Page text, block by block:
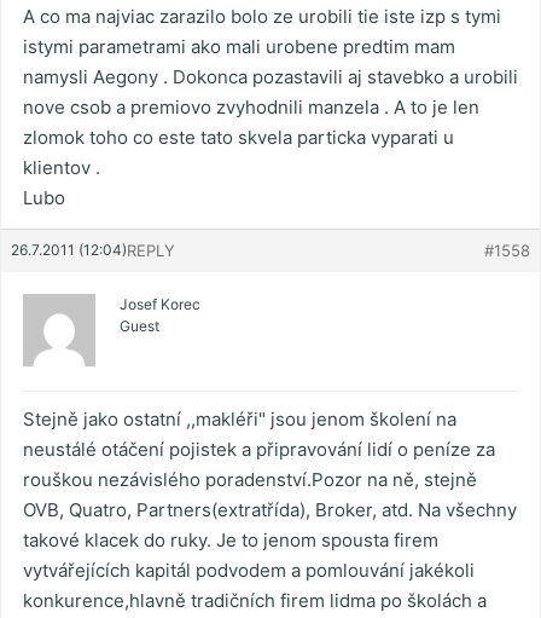
A co ma najviac zarazilo bolo ze urobili tie iste izp s tymi
istymi parametrami ako mali urobene predtim mam
namysli Aegony . Dokonca pozastavili aj stavebko a urobili
nove csob a premiovo zvyhodnili manzela . A to je len
zlomok toho co este tato skvela particka vyparati u
klientov .
Lubo
26.7.2011 (12:04) #1558
REPLY
Josef Korec
Guest
Stejně jako ostatní ,,makléři" jsou jenom školení na
neustálé otáčení pojistek a připravování lidí o peníze za
rouškou nezávislého poradenství.Pozor na ně, stejně
OVB, Quatro, Partners(extratřída), Broker, atd. Na všechny
takové klacek do ruky. Je to jenom spousta firem
vytvářejících kapitál podvodem a pomlouvání jakékoli
konkurence,hlavně tradičních firem lidma po školách a